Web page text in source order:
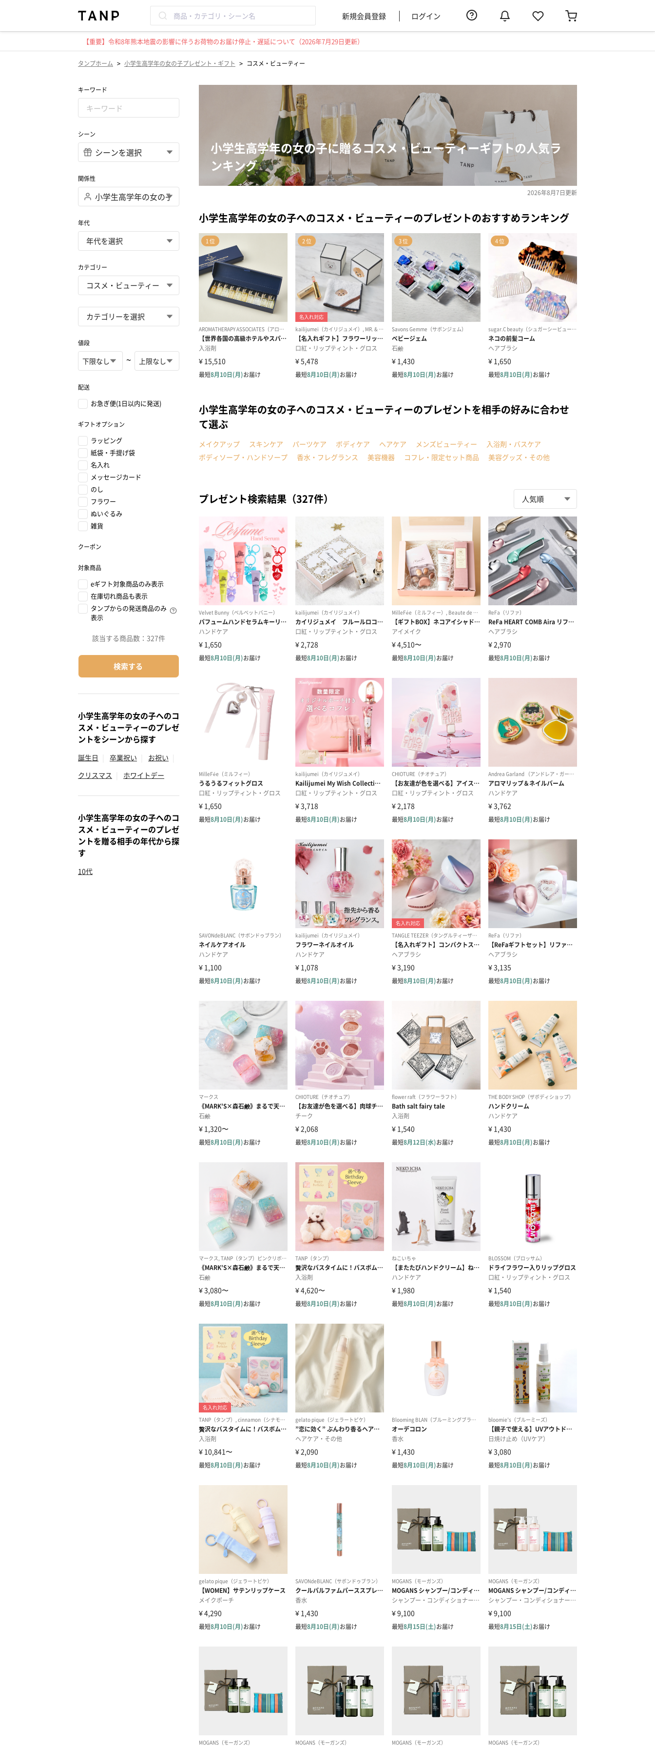
新規会員登録 ログイン
【重要】令和8年熊本地震の影響に伴うお荷物のお届け停止・遅延について（2026年7月29日更新）
タンプホーム > 小学生高学年の女の子プレゼント・ギフト > コスメ・ビューティー
キーワード
シーン
関係性
年代
カテゴリー
値段
~
配送
お急ぎ便(1日以内に発送)
ギフトオプション
ラッピング
紙袋・手提げ袋
名入れ
メッセージカード
のし
フラワー
ぬいぐるみ
雑貨
クーポン
対象商品
eギフト対象商品のみ表示
在庫切れ商品も表示
タンプからの発送商品のみ
表示
該当する商品数： 327件
検索する
小学生高学年の女の子へのコ
スメ・ビューティーのプレゼ
ントをシーンから探す
誕生日 卒業祝い お祝い
クリスマス
ホワイトデー
小学生高学年の女の子へのコ
スメ・ビューティーのプレゼ
ントを贈る相手の年代から探
す
10代
小学生高学年の女の子に贈るコスメ・ビューティーギフトの人気ラ
ンキング
2026年8月7日更新
小学生高学年の女の子へのコスメ・ビューティーのプレゼントのおすすめランキング
小学生高学年の女の子へのコスメ・ビューティーのプレゼントを相手の好みに合わせ
て選ぶ
メイクアップ スキンケア パーツケア ボディケア ヘアケア メンズビューティー
入浴剤・バスケア
ボディソープ・ハンドソープ
香水・フレグランス 美容機器 コフレ・限定セット商品 美容グッズ・その他
プレゼント検索結果（327件）